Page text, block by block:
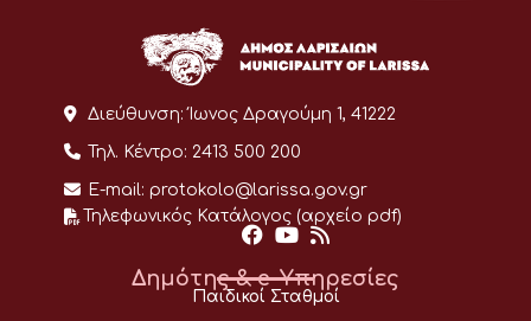
Διεύθυνση: Ίωνος Δραγούμη 1, 41222
Τηλ. Κέντρο: 2413 500 200
E-mail: protokolo@larissa.gov.gr
Τηλεφωνικός Κατάλογος (αρχείο pdf)
Δημότης & e-Υπηρεσίες
Παιδικοί Σταθμοί